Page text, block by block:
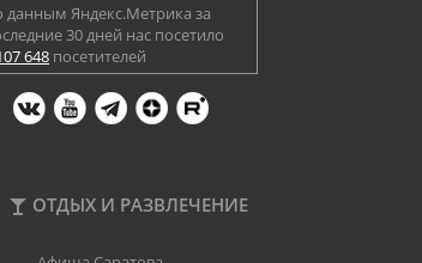
данным Яндекс.Метрика за
30 дней нас посетило
648 посетителей
ОТДЫХ И РАЗВЛЕЧЕНИЕ